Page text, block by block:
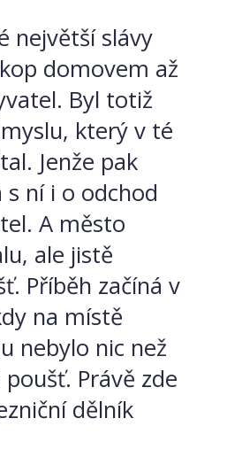
největší slávy
domovem až
Byl totiž
který v té
Jenže pak
s ní i o odchod
A město
ale jistě
Příběh začíná v
na místě
nebylo nic než
Právě zde
dělník